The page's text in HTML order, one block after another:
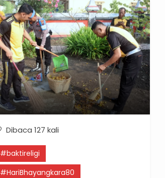
Dibaca 127 kali
#baktireligi
#HariBhayangkara80